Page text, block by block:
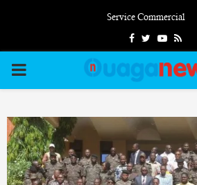
Service Commercial
FacebookTwitterYoutube
Rss
PRIMARY